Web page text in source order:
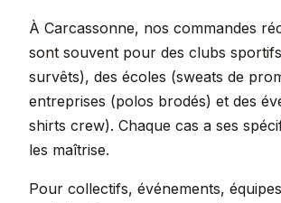
À Carcassonne, nos commandes
sont souvent pour des clubs
survêts), des écoles (sweats de
entreprises (polos brodés) et des
shirts crew). Chaque cas a ses
les maîtrise.
Pour collectifs, événements,